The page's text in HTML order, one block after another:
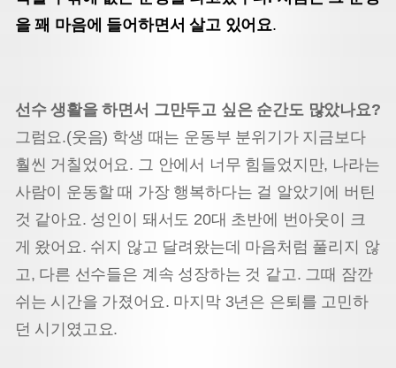
을 꽤 마음에 들어하면서 살고 있어요.
선수 생활을 하면서 그만두고 싶은 순간도 많았나요?
그럼요.(웃음) 학생 때는 운동부 분위기가 지금보다
훨씬 거칠었어요. 그 안에서 너무 힘들었지만, 나라는
사람이 운동할 때 가장 행복하다는 걸 알았기에 버틴
것 같아요. 성인이 돼서도 20대 초반에 번아웃이 크
게 왔어요. 쉬지 않고 달려왔는데 마음처럼 풀리지 않
고, 다른 선수들은 계속 성장하는 것 같고. 그때 잠깐
쉬는 시간을 가졌어요. 마지막 3년은 은퇴를 고민하
던 시기였고요.